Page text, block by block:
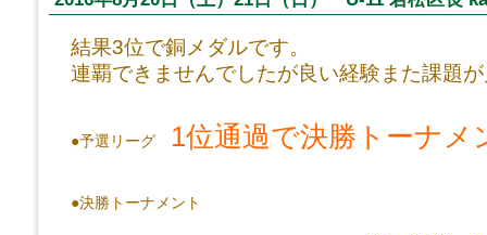
結果3位で銅メダルです。
連覇できませんでしたが良い経験また課題
●予選リーグ 1位通過で決勝トーナメ
●決勝トーナメント